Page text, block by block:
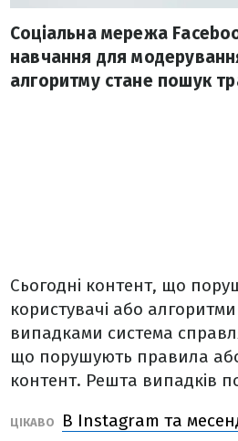
Соціальна мережа
навчання для
алгоритму стане пошук
Сьогодні контент, що
користувачі або
випадками система
що порушують правила
контент. Решта випадків
ЦІКАВО В Instagram та